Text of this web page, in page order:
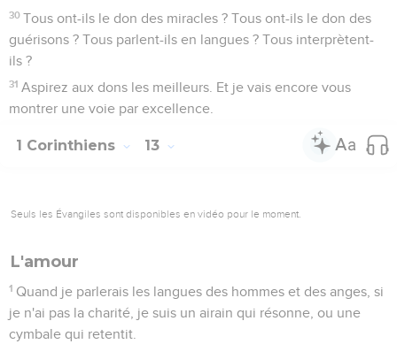
30 Tous ont-ils le don des miracles ? Tous ont-ils le don des
guérisons ? Tous parlent-ils en langues ? Tous interprètent-
ils ?
31 Aspirez aux dons les meilleurs. Et je vais encore vous
montrer une voie par excellence.
1 Corinthiens 13
Seuls les Évangiles sont disponibles en vidéo pour le moment.
L'amour
1 Quand je parlerais les langues des hommes et des anges, si
je n'ai pas la charité, je suis un airain qui résonne, ou une
cymbale qui retentit.